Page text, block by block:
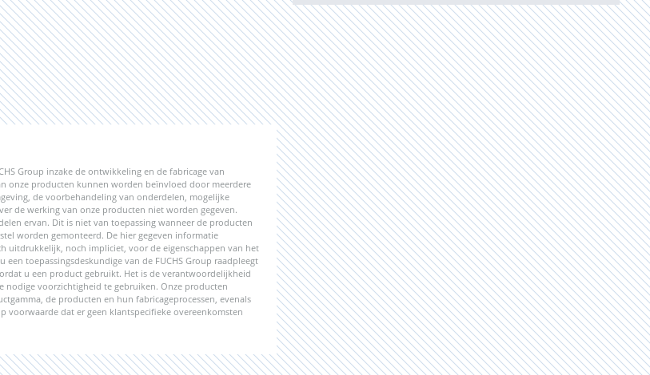
Group inzake de ontwikkeling en de fabricage van
onze producten kunnen worden beïnvloed door meerdere
de voorbehandeling van onderdelen, mogelijke
de werking van onze producten niet worden gegeven.
ervan. Dit is niet van toepassing wanneer de producten
worden gemonteerd. De hier gegeven informatie
uitdrukkelijk, noch impliciet, voor de eigenschappen van het
toepassingsdeskundige van de FUCHS Group raadpleegt
u een product gebruikt. Het is de verantwoordelijkheid
nodige voorzichtigheid te gebruiken. Onze producten
de producten en hun fabricageprocessen, evenals
dat er geen klantspecifieke overeenkomsten